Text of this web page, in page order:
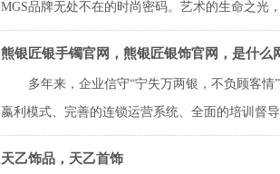
MGS品牌无处不在的时尚密码。艺术的生命之光
熊银匠银手镯官网，熊银匠银饰官网，是什么
多年来，企业信守“宁失万两银，不负顾客
嬴利模式、完善的连锁运营系统、全面的培训督
天乙饰品，天乙首饰